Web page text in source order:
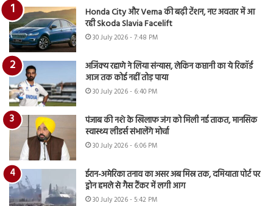
Honda City और Verna की बढ़ी टेंशन, नए अवतार में आ
रही Skoda Slavia Facelift
30 July 2026 - 7:48 PM
अजिंक्य रहाणे ने लिया संन्यास, लेकिन कप्तानी का ये रिकॉर्ड
आज तक कोई नहीं तोड़ पाया
30 July 2026 - 6:40 PM
पंजाब की नशे के खिलाफ जंग को मिली नई ताकत, मानसिक
स्वास्थ्य लीडर्स संभालेंगे मोर्चा
30 July 2026 - 6:06 PM
ईरान-अमेरिका तनाव का असर अब मिस्र तक, दमियाता पोर्ट पर
ड्रोन हमले से गैस टैंकर में लगी आग
30 July 2026 - 5:42 PM